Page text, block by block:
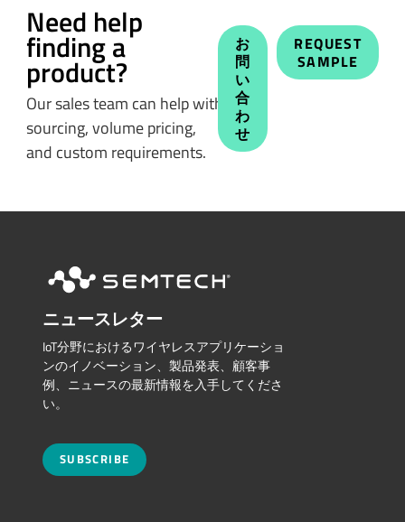
Need help
finding a
product?
Our sales team can help with
sourcing, volume pricing,
and custom requirements.
お
問
い
合
わ
せ
REQUEST
SAMPLE
ニュースレター
IoT分野におけるワイヤレスアプリケーショ
ンのイノベーション、製品発表、顧客事
例、ニュースの最新情報を入手してくださ
い。
SUBSCRIBE